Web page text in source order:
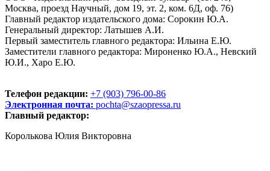
Москва, проезд Научный, дом 19, эт. 2, ком. 6Д, оф. 76)
Главный редактор издательского дома: Сорокин Ю.А.
Генеральный директор: Латышев А.И.
Первый заместитель главного редактора: Ильина Е.Ю.
Заместители главного редактора: Мироненко Ю.А., Невский
Ю.И., Харо Е.Ю.
Телефон редакции: +7 (903) 796-00-86
Электронная почта: pochta@szaopressa.ru
Главный редактор:
Королькова Юлия Викторовна